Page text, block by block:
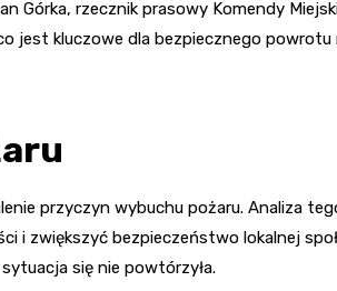
Górka, rzecznik prasowy Komendy
jest kluczowe dla bezpiecznego
przyczyn wybuchu pożaru. Analiza
i zwiększyć bezpieczeństwo lokalnej
się nie powtórzyła.